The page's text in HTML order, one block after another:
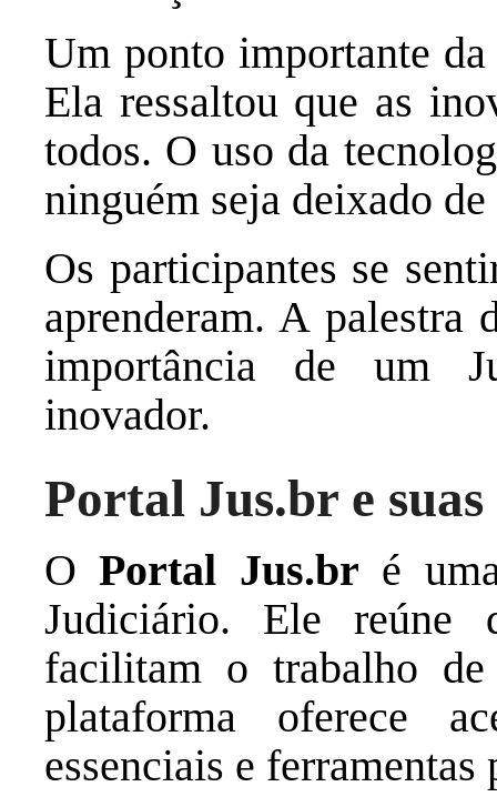
Um ponto importante
Ela ressaltou que as
todos. O uso da
ninguém seja deixado
Os participantes se
aprenderam. A palestra
importância de um
inovador.
Portal Jus.br e
OPortal Jus.br é
Judiciário. Ele reúne
facilitam o trabalho
plataforma oferece
essenciais e ferramentas